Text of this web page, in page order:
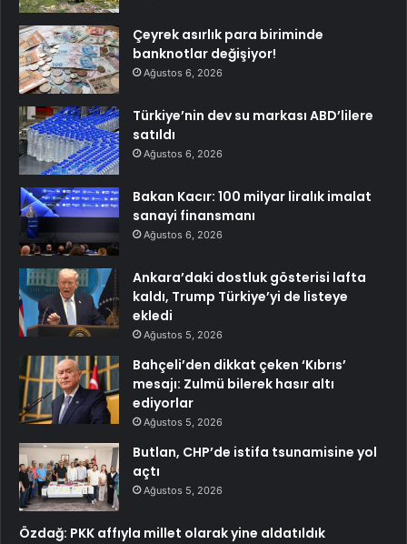
Çeyrek asırlık para biriminde
banknotlar değişiyor!
Ağustos 6, 2026
Türkiye’nin dev su markası ABD’lilere
satıldı
Ağustos 6, 2026
Bakan Kacır: 100 milyar liralık imalat
sanayi finansmanı
Ağustos 6, 2026
Ankara’daki dostluk gösterisi lafta
kaldı, Trump Türkiye’yi de listeye
ekledi
Ağustos 5, 2026
Bahçeli’den dikkat çeken ‘Kıbrıs’
mesajı: Zulmü bilerek hasır altı
ediyorlar
Ağustos 5, 2026
Butlan, CHP’de istifa tsunamisine yol
açtı
Ağustos 5, 2026
Özdağ: PKK affıyla millet olarak yine aldatıldık